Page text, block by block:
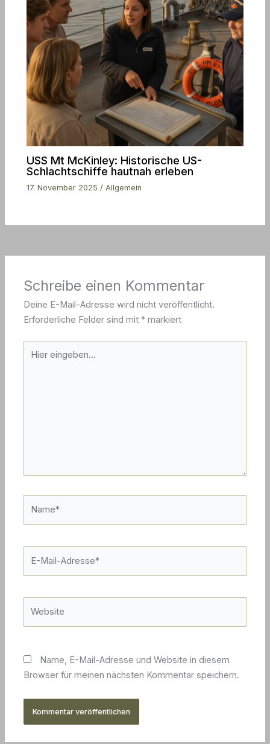
USS Mt McKinley: Historische US-
Schlachtschiffe hautnah erleben
17. November 2025/Allgemein
Schreibe einen Kommentar
Deine E-Mail-Adresse wird nicht veröffentlicht.
Erforderliche Felder sind mit* markiert
eingeben…
Name, E-Mail-Adresse und Website in diesem
Browser für meinen nächsten Kommentar speichern.